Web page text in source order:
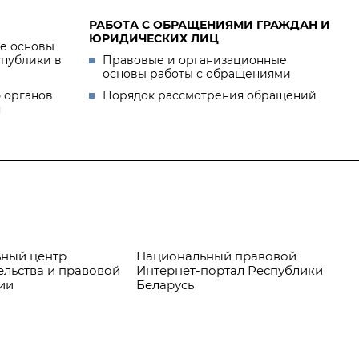
основы
в
РАБОТА С ОБРАЩЕНИЯМИ ГРАЖДАН И
ЮРИДИЧЕСКИХ ЛИЦ
Правовые и организационные
основы работы с обращениями
Порядок рассмотрения обращений
центр
и правовой
Национальный правовой
Интернет-портал Республики
Беларусь